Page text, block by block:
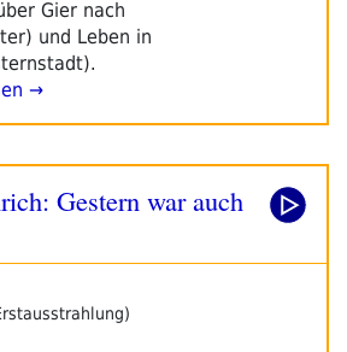
Gier nach
und Leben in
→
Gestern war auch